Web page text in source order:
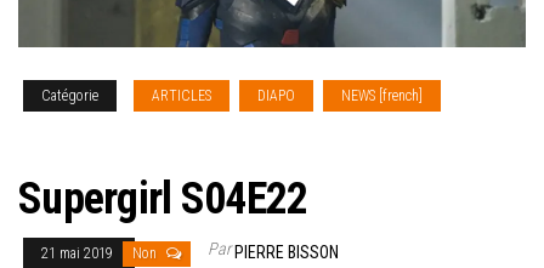
Catégorie ARTICLES DIAPO NEWS [french]
Supergirl S04E22
21 mai 2019 Non ParPIERRE BISSON